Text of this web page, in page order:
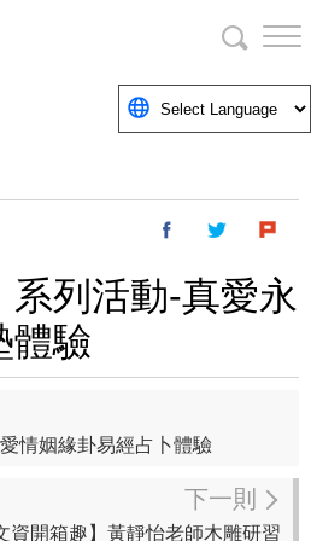
系列活動-真愛永
體驗
情姻緣卦易經占卜體驗
下一則
資開箱趣】黃靜怡老師木雕研習